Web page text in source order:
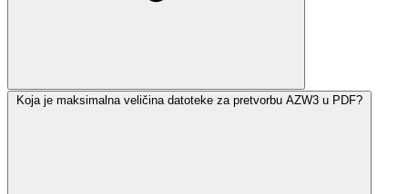
Koja je maksimalna veličina datoteke za pretvorbu AZW3 u PDF?